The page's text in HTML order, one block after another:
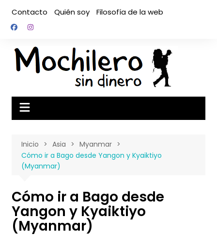
contenido
Contacto Quién soy Filosofía de la web
Inicio Asia
Myanmar
Cómo ir a Bago desde Yangon y Kyaiktiyo
(Myanmar)
Cómo ir a Bago desde
Yangon y Kyaiktiyo
(Myanmar)